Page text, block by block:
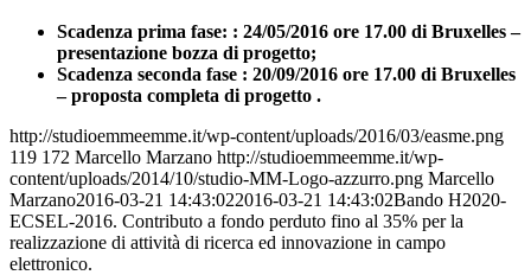
Scadenza prima fase: : 24/05/2016 ore 17.00 di Bruxelles –
presentazione bozza di progetto;
Scadenza seconda fase : 20/09/2016 ore 17.00 di Bruxelles
– proposta completa di progetto .
http://studioemmeemme.it/wp-content/uploads/2016/03/easme.png
119 172 Marcello Marzano http://studioemmeemme.it/wp-
content/uploads/2014/10/studio-MM-Logo-azzurro.png Marcello
Marzano2016-03-21 14:43:022016-03-21 14:43:02Bando H2020-
ECSEL-2016. Contributo a fondo perduto fino al 35% per la
realizzazione di attività di ricerca ed innovazione in campo
elettronico.